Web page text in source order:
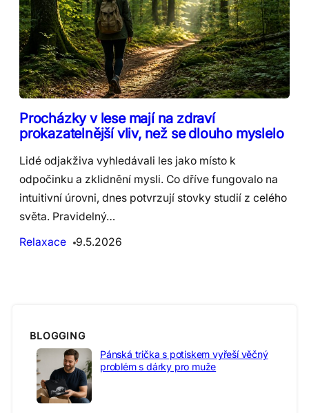
Procházky v lese mají na zdraví
prokazatelnější vliv, než se dlouho myslelo
Lidé odjakživa vyhledávali les jako místo k
odpočinku a zklidnění mysli. Co dříve fungovalo na
intuitivní úrovni, dnes potvrzují stovky studií z celého
světa. Pravidelný…
Relaxace
9.5.2026
BLOGGING
Pánská trička s potiskem vyřeší věčný
problém s dárky pro muže